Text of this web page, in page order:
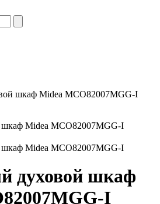
шкаф Midea MCO82007MGG-I
духовой шкаф
I